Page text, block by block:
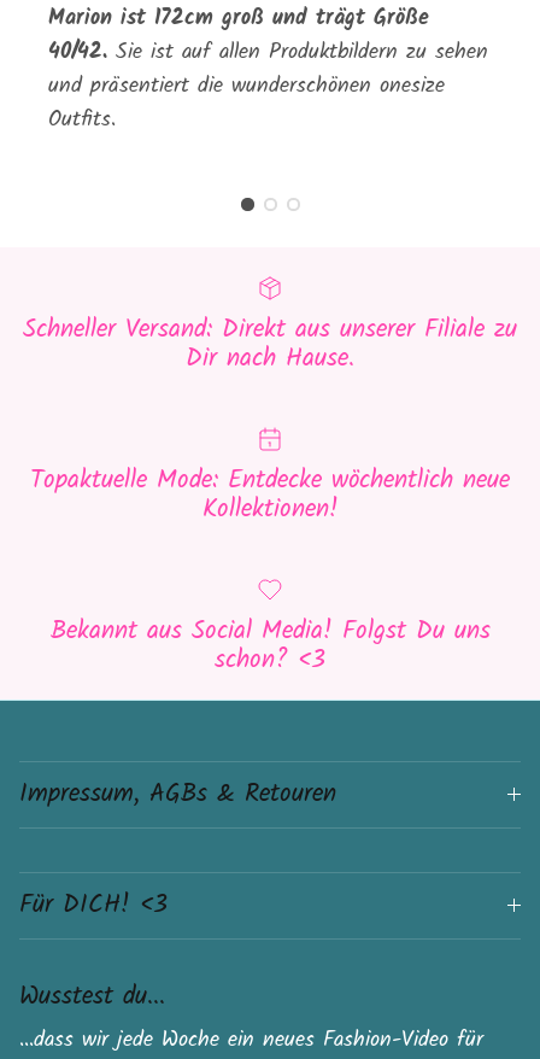
Marion ist 172cm groß und trägt Größe
40/42. Sie ist auf allen Produktbildern zu sehen
und präsentiert die wunderschönen onesize
Outfits.
Schneller Versand: Direkt aus unserer Filiale zu
Dir nach Hause.
Topaktuelle Mode: Entdecke wöchentlich neue
Kollektionen!
Bekannt aus Social Media! Folgst Du uns
schon? <3
Impressum, AGBs & Retouren
Für DICH! <3
Wusstest du...
...dass wir jede Woche ein neues Fashion-Video für